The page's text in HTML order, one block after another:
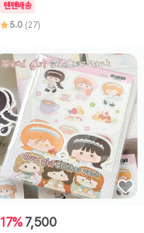
텐텐배송
5.0 (27)
17%7,500